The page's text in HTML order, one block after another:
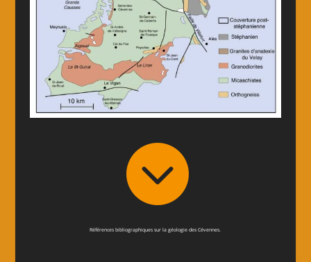

Références bibliographiques sur la géologie des Cévennes.